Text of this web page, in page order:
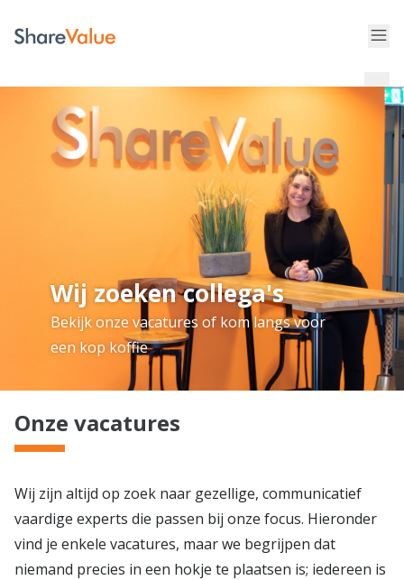
Wij zoeken collega's
Bekijk onze vacatures of kom langs voor
een kop koffie
Onze vacatures
Wij zijn altijd op zoek naar gezellige, communicatief
vaardige experts die passen bij onze focus. Hieronder
vind je enkele vacatures, maar we begrijpen dat
niemand precies in een hokje te plaatsen is; iedereen is